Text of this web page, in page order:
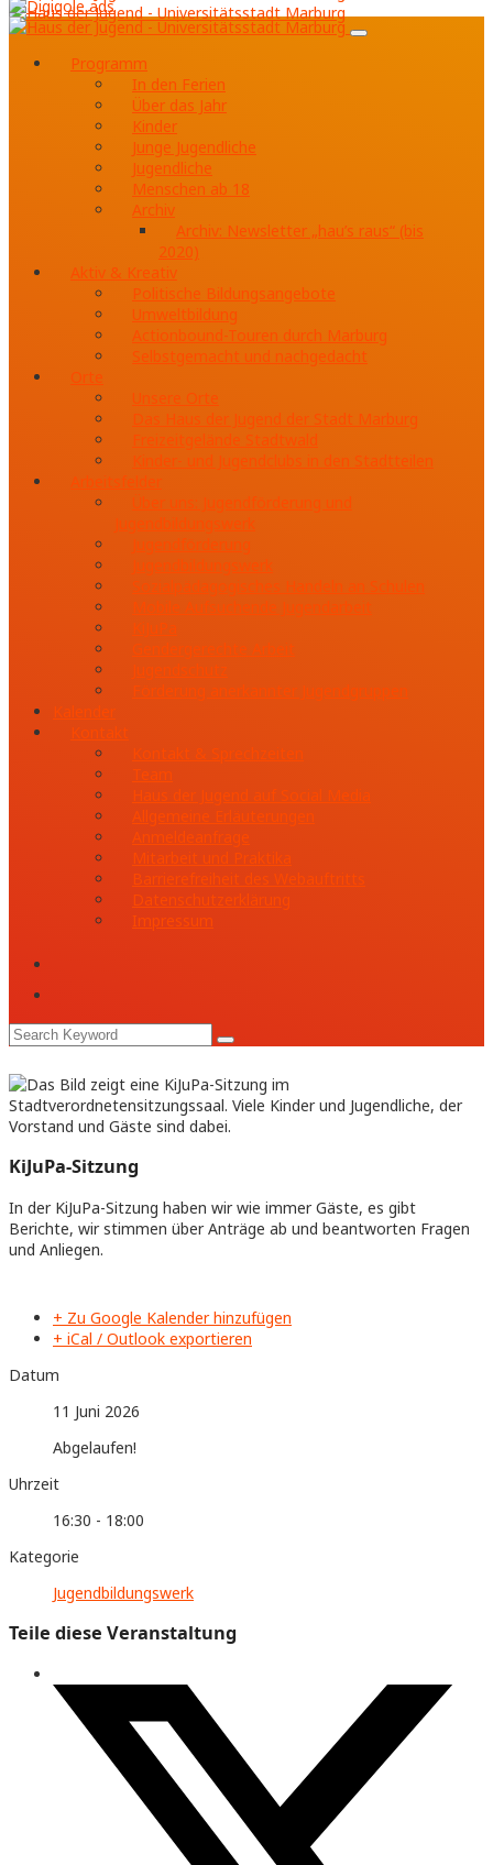
Programm
In den Ferien
Über das Jahr
Kinder
Junge Jugendliche
Jugendliche
Menschen ab 18
Archiv
Archiv: Newsletter „hau’s raus“ (bis
2020)
Aktiv & Kreativ
Politische Bildungsangebote
Umweltbildung
Actionbound-Touren durch Marburg
Selbstgemacht und nachgedacht
Orte
Unsere Orte
Das Haus der Jugend der Stadt Marburg
Freizeitgelände Stadtwald
Kinder- und Jugendclubs in den Stadtteilen
Arbeitsfelder
Über uns: Jugendförderung und
Jugendbildungswerk
Jugendförderung
Jugendbildungswerk
Sozialpädagogisches Handeln an Schulen
Mobile Aufsuchende Jugendarbeit
KiJuPa
Gendergerechte Arbeit
Jugendschutz
Förderung anerkannter Jugendgruppen
Kalender
Kontakt
Kontakt & Sprechzeiten
Team
Haus der Jugend auf Social Media
Allgemeine Erläuterungen
Anmeldeanfrage
Mitarbeit und Praktika
Barrierefreiheit des Webauftritts
Datenschutzerklärung
Impressum
KiJuPa-Sitzung
In der KiJuPa-Sitzung haben wir wie immer Gäste, es gibt
Berichte, wir stimmen über Anträge ab und beantworten Fragen
und Anliegen.
+ Zu Google Kalender hinzufügen
+ iCal / Outlook exportieren
Datum
11 Juni 2026
Abgelaufen!
Uhrzeit
16:30 - 18:00
Kategorie
Jugendbildungswerk
Teile diese Veranstaltung